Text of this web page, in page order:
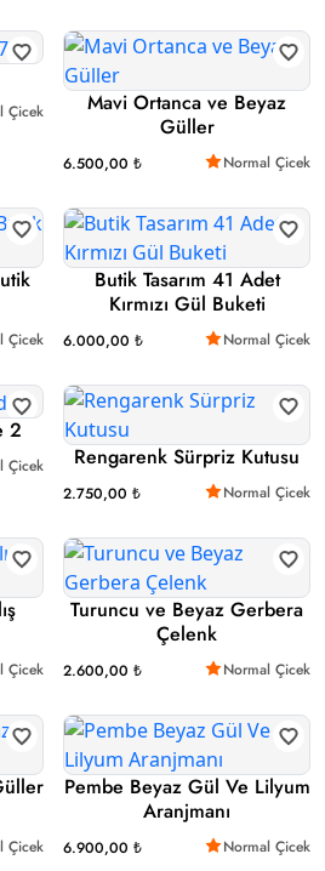
Çicek
Mavi Ortanca ve Beyaz
Güller
6.500,00 ₺ Normal Çicek
Çicek
Butik Tasarım 41 Adet
Kırmızı Gül Buketi
6.000,00 ₺ Normal Çicek
2
Çicek Rengarenk Sürpriz Kutusu
2.750,00 ₺ Normal Çicek
Çicek
Turuncu ve Beyaz Gerbera
Çelenk
2.600,00 ₺ Normal Çicek
Çicek
Pembe Beyaz Gül Ve Lilyum
Aranjmanı
6.900,00 ₺ Normal Çicek